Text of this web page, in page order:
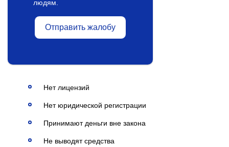
людям.
Отправить жалобу
Нет лицензий
Нет юридической регистрации
Принимают деньги вне закона
Не выводят средства